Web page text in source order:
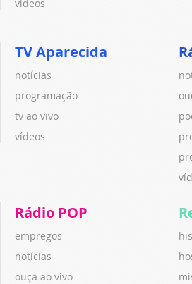
vídeos
TV Aparecida
notícias
programação
tv ao vivo
vídeos
Rádio POP
empregos
notícias
ouça ao vivo